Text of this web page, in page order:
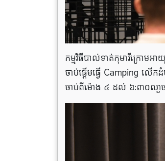
កម្មវិធី​បាល់ទាត់​កុមារី​​ក្រោម​
ចាប់​ផ្ដើ​ម​ធ្វើ Camping លើ
ចាប់​ពី​ម៉ោង ៤ ដល់ ៦:៣០លា្ង